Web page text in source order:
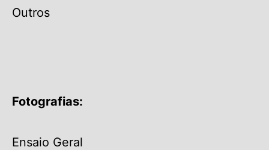
Outros
Fotografias:
Ensaio Geral